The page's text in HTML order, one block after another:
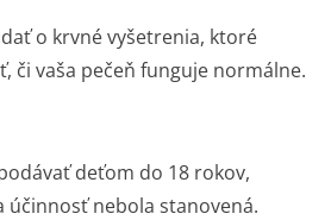
o krvné vyšetrenia, ktoré
či vaša pečeň funguje normálne.
deťom do 18 rokov,
účinnosť nebola stanovená.